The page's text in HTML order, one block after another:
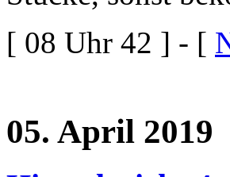
[ 08 Uhr 42 ] - [
05. April 2019